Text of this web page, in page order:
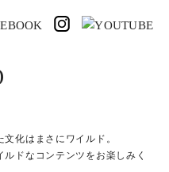
化はまさにワイルド。
ドなコンテンツをお楽しみく